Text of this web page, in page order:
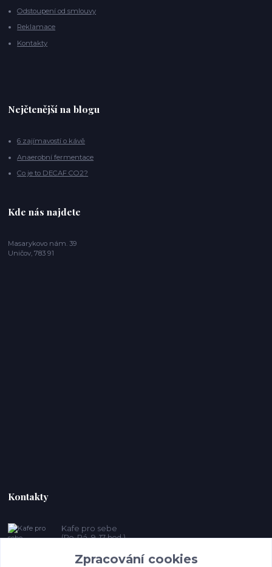
Odstoupení od smlouvy
Reklamace
Kontakty
Nejčtenější na blogu
6 zajímavostí o kávě
Anaerobní fermentace
Co je to DECAF CO2?
Kde nás najdete
Masarykovo nám. 39
Uničov, 783 91
Kontakty
Kafe pro sebe
(Po-Pá, 9-17 hod.)
prosebeunicov@seznam.cz
Zpracování cookies